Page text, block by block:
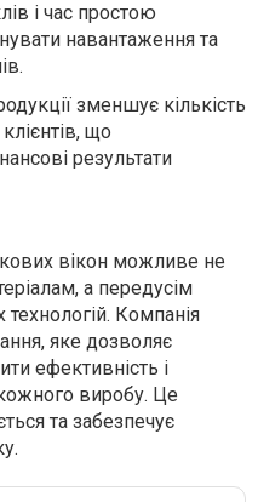
і час простою
навантаження та
зменшує кількість
що
результати
вікон можливе не
а передусім
Компанія
яке дозволяє
ефективність і
кожного виробу. Це
та забезпечує